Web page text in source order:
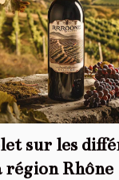
sur les
région Rhône